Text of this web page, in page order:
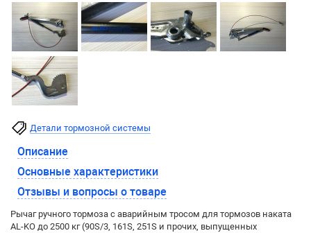
Детали тормозной системы
Описание
Основные характеристики
Отзывы и вопросы о товаре
Рычаг ручного тормоза с аварийным тросом для тормозов наката
AL-KO до 2500 кг (90S/3, 161S, 251S и прочих, выпущенных